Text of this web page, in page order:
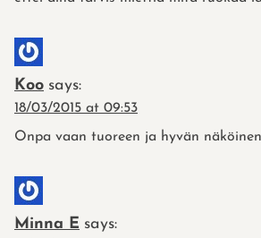
Koo says:
18/03/2015 at 09:53
Onpa vaan tuoreen ja hyvän
Minna E says: